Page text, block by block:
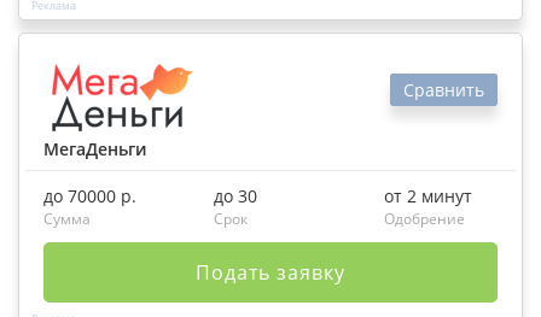
МегаДеньги
Сравнить
до 70000 р.
Сумма
до 30
Срок
от 2 минут
Одобрение
Подать заявку